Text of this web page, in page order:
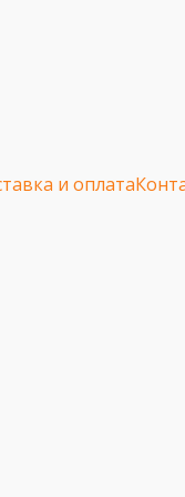
и оплата